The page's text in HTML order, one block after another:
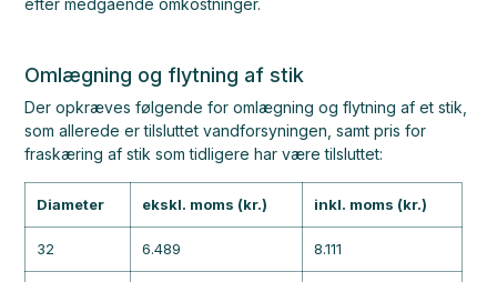
efter medgående omkostninger.
Omlægning og flytning af stik
Der opkræves følgende for omlægning og flytning af et stik,
som allerede er tilsluttet vandforsyningen, samt pris for
fraskæring af stik som tidligere har være tilsluttet:
Diameter ekskl. moms (kr.) inkl. moms (kr.)
32 6.489 8.111